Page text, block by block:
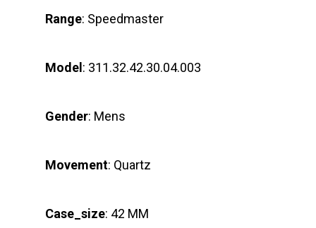
Range: Speedmaster
Model : 311.32.42.30.04.003
Gender: Mens
Movement: Quartz
Case_size: 42 MM